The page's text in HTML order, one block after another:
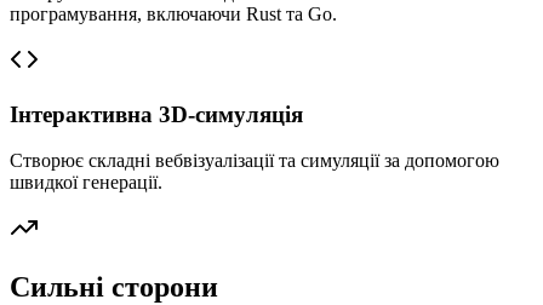
програмування, включаючи Rust та Go.
Інтерактивна 3D-симуляція
Створює складні вебвізуалізації та симуляції за допомогою
швидкої генерації.
Сильні сторони